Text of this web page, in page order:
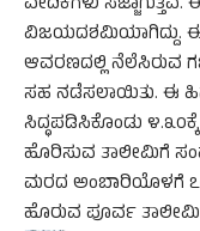
ವಿಜಯದಶಮಿಯಾಗಿದ್ದು.
ಆವರಣದಲ್ಲಿ ನೆಲೆಸಿರುವ
ಸಹ ನಡೆಸಲಾಯಿತು. ಈ
ಸಿದ್ಧಪಡಿಸಿಕೊಂಡು
ಹೊರಿಸುವ ತಾಲೀಮಿಗೆ
ಮರದ ಅಂಬಾರಿಯೊಳಗೆ
ಹೊರುವ ಪೂರ್ವ